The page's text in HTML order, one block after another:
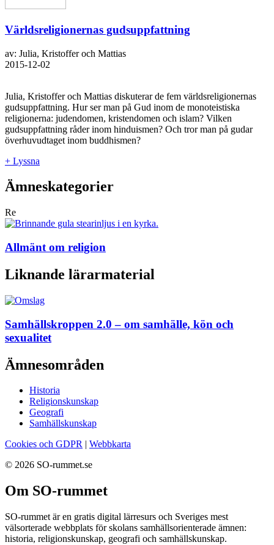
Världsreligionernas gudsuppfattning
av: Julia, Kristoffer och Mattias
2015-12-02
Julia, Kristoffer och Mattias diskuterar de fem världsreligionernas
gudsuppfattning. Hur ser man på Gud inom de monoteistiska
religionerna: judendomen, kristendomen och islam? Vilken
gudsuppfattning råder inom hinduismen? Och tror man på gudar
överhuvudtaget inom buddhismen?
+ Lyssna
Ämneskategorier
Re
Allmänt om religion
Liknande lärarmaterial
Samhällskroppen 2.0 – om samhälle, kön och
sexualitet
Ämnesområden
Historia
Religionskunskap
Geografi
Samhällskunskap
Cookies och GDPR | Webbkarta
© 2026 SO-rummet.se
Om SO-rummet
SO-rummet är en gratis digital lärresurs och Sveriges mest
välsorterade webbplats för skolans samhällsorienterade ämnen:
historia, religionskunskap, geografi och samhällskunskap.